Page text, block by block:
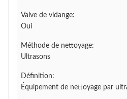
Valve de vidange:
Oui
Méthode de nettoyage:
Ultrasons
Définition:
Équipement de nettoyage par